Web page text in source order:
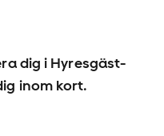
dig i Hyresgäst­
inom kort.